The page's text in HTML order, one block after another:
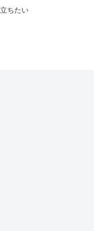
ちたい